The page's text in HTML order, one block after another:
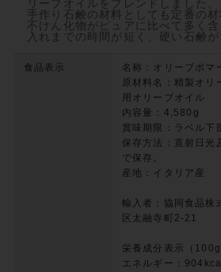
リーブオイルをブレンドしました。
手作り石鹸の材料としても定番の材
不けん化物がピュアに比べて多く含
入れまでの時間が短く、硬い石鹸が
食品表示
名称：オリーブポマ
原材料名：精製オリ
用オリーブオイル
内容量：4,580g
賞味期限：ラベル下
保存方法：直射日光
で保存。
産地：イタリア産
輸入者：協同食品株
区太融寺町2-21
栄養成分表示（100g
エネルギー：904kcal